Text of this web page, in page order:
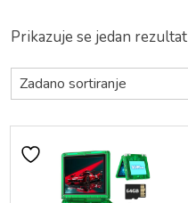
Prikazuje se jedan rezultat